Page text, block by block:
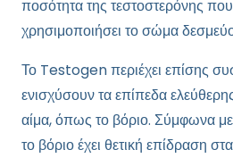
ποσότητα της τεστοστερόνης
χρησιμοποιήσει το σώμα
Το Testogen περιέχει επίσης
ενισχύσουν τα επίπεδα
αίμα, όπως το βόριο. Σύμφωνα με
το βόριο έχει θετική επίδραση